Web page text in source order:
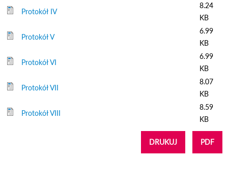
Protokół IV
8.24
KB
Protokół V
6.99
KB
Protokół VI
6.99
KB
Protokół VII
8.07
KB
Protokół VIII
8.59
KB
DRUKUJ PDF